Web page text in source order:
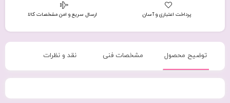
پرداخت اعتباری و آسان ارسال سریع و امن مشخصات کالا
توضیح محصول مشخصات فنی نقد و نظرات